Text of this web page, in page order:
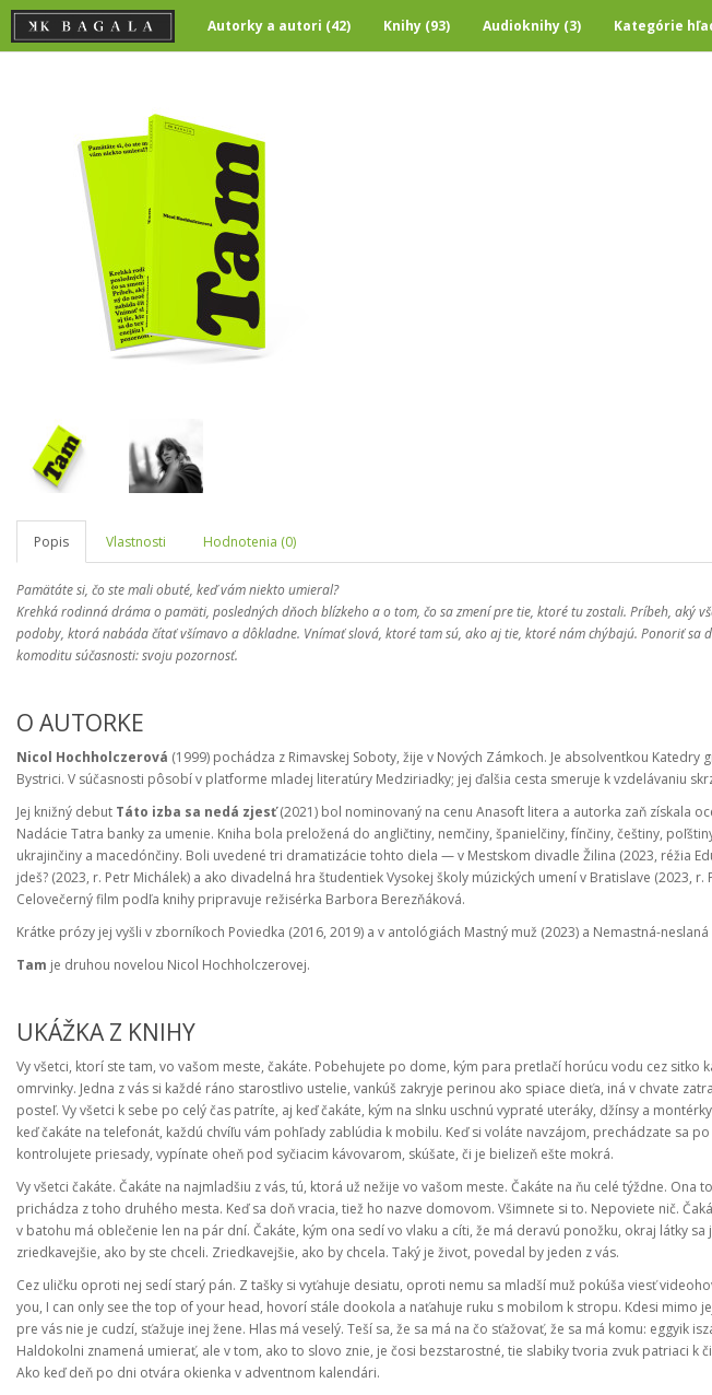
Autorky a autori (42) Knihy (93) Audioknihy (3) Kategórie
Popis Vlastnosti Hodnotenia (0)
Pamätáte si, čo ste mali obuté, keď vám niekto umieral?
Krehká rodinná dráma o pamäti, posledných dňoch blízkeho a o tom, čo sa zmení pre tie, ktoré tu zostali. Príbeh, aký
podoby, ktorá nabáda čítať všímavo a dôkladne. Vnímať slová, ktoré tam sú, ako aj tie, ktoré nám chýbajú. Ponoriť sa
komoditu súčasnosti: svoju pozornosť.
O AUTORKE
Nicol Hochholczerová (1999) pochádza z Rimavskej Soboty, žije v Nových Zámkoch. Je absolventkou Katedry
Bystrici. V súčasnosti pôsobí v platforme mladej literatúry Medziriadky; jej ďalšia cesta smeruje k vzdelávaniu
Jej knižný debut Táto izba sa nedá zjesť(2021) bol nominovaný na cenu Anasoft litera a autorka zaň získala
Nadácie Tatra banky za umenie. Kniha bola preložená do angličtiny, nemčiny, španielčiny, fínčiny, češtiny,
ukrajinčiny a macedónčiny. Boli uvedené tri dramatizácie tohto diela — v Mestskom divadle Žilina (2023, réžia
jdeš? (2023, r. Petr Michálek) a ako divadelná hra študentiek Vysokej školy múzických umení v Bratislave (2023, r.
Celovečerný film podľa knihy pripravuje režisérka Barbora Berezňáková.
Krátke prózy jej vyšli v zborníkoch Poviedka (2016, 2019) a v antológiách Mastný muž (2023) a Nemastná-neslaná
Tam je druhou novelou Nicol Hochholczerovej.
UKÁŽKA Z KNIHY
Vy všetci, ktorí ste tam, vo vašom meste, čakáte. Pobehujete po dome, kým para pretlačí horúcu vodu cez sitko
omrvinky. Jedna z vás si každé ráno starostlivo ustelie, vankúš zakryje perinou ako spiace dieťa, iná v chvate
posteľ. Vy všetci k sebe po celý čas patríte, aj keď čakáte, kým na slnku uschnú vypraté uteráky, džínsy a
keď čakáte na telefonát, každú chvíľu vám pohľady zablúdia k mobilu. Keď si voláte navzájom, prechádzate sa
kontrolujete priesady, vypínate oheň pod syčiacim kávovarom, skúšate, či je bielizeň ešte mokrá.
Vy všetci čakáte. Čakáte na najmladšiu z vás, tú, ktorá už nežije vo vašom meste. Čakáte na ňu celé týždne. Ona
prichádza z toho druhého mesta. Keď sa doň vracia, tiež ho nazve domovom. Všimnete si to. Nepoviete nič.
v batohu má oblečenie len na pár dní. Čakáte, kým ona sedí vo vlaku a cíti, že má deravú ponožku, okraj látky sa
zriedkavejšie, ako by ste chceli. Zriedkavejšie, ako by chcela. Taký je život, povedal by jeden z vás.
Cez uličku oproti nej sedí starý pán. Z tašky si vyťahuje desiatu, oproti nemu sa mladší muž pokúša viesť
you, I can only see the top of your head, hovorí stále dookola a naťahuje ruku s mobilom k stropu. Kdesi mimo
pre vás nie je cudzí, sťažuje inej žene. Hlas má veselý. Teší sa, že sa má na čo sťažovať, že sa má komu: eggyik
Haldokolni znamená umierať, ale v tom, ako to slovo znie, je čosi bezstarostné, tie slabiky tvoria zvuk patriaci k
Ako keď deň po dni otvára okienka v adventnom kalendári.